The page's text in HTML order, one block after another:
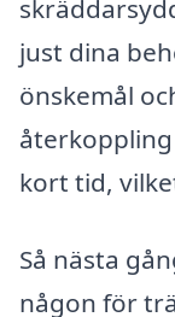
just dina
önskemål
kort tid,
Så nästa
någon för